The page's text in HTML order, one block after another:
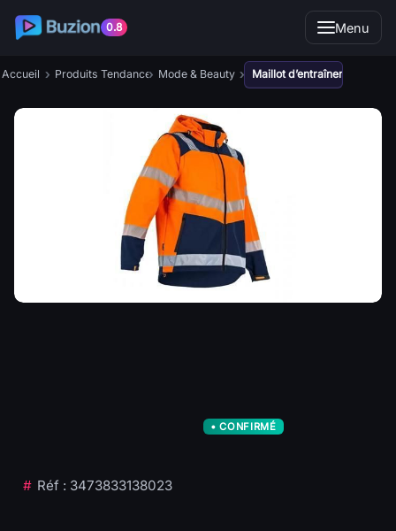
0.8 Menu
Accueil › Produits Tendance› Mode & Beauty › Maillot d’entraînement FC
Réf : 3473833138023